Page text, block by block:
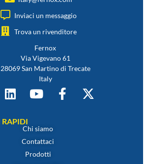
Inviaci un messaggio
Trova un rivenditore
Fernox
Via Vigevano 61
28069 San Martino di Trecate
Italy
RAPIDI
Chi siamo
Contattaci
Prodotti